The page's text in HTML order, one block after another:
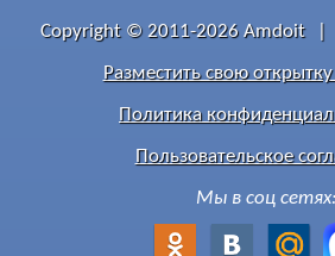
Copyright © 2011-2026 Amdoit
Разместить свою открытку
Политика
Пользовательское
Мы в соц сетях: